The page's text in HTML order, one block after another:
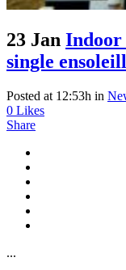
23 Jan Indoor
single
Posted at 12:53h in
0 Likes
Share
...